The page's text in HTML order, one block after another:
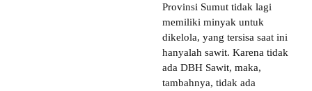
Provinsi Sumut tidak lagi
memiliki minyak untuk
dikelola, yang tersisa saat ini
hanyalah sawit. Karena tidak
ada DBH Sawit, maka,
tambahnya, tidak ada